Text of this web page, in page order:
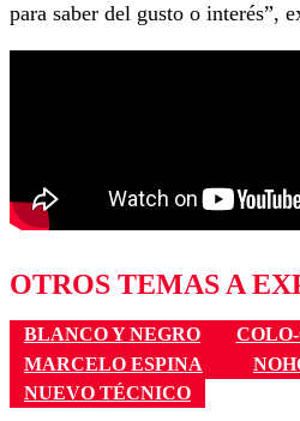
para saber del gusto o interés”,
OTROS TEMAS A
BLANCO Y NEGRO
MARCELO ESPINA
NUEVO TÉCNICO